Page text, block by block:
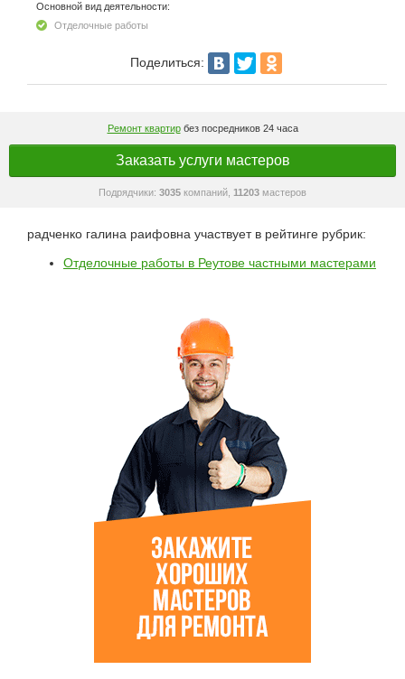
Основной вид деятельности:
Отделочные работы
Поделиться:
Ремонт квартирбез посредников 24 часа
Заказать услуги мастеров
Подрядчики: 3035 компаний, 11203 мастеров
радченко галина раифовна участвует в рейтинге рубрик:
Отделочные работы в Реутове частными мастерами